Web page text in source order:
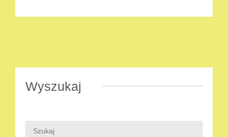
Wyszukaj